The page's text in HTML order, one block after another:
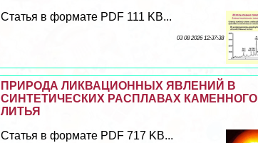
Статья в формате PDF 111 KB...
03 08 2026 12:37:38
ПРИРОДА ЛИКВАЦИОННЫХ ЯВЛЕНИЙ В
СИНТЕТИЧЕСКИХ РАСПЛАВАХ КАМЕННОГО
ЛИТЬЯ
Статья в формате PDF 717 KB...